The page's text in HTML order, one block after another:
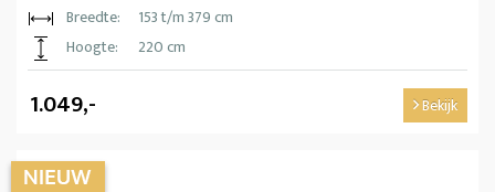
Breedte:
153 t/m 379 cm
Hoogte:
220 cm
1.049,- Bekijk